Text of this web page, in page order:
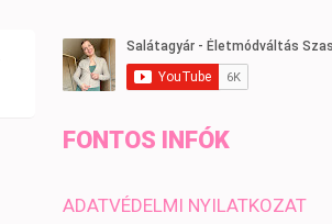
FONTOS INFÓK
ADATVÉDELMI NYILATKOZAT